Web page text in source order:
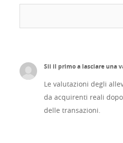
Sii il primo a lasciare una
Le valutazioni degli
da acquirenti reali
delle transazioni.